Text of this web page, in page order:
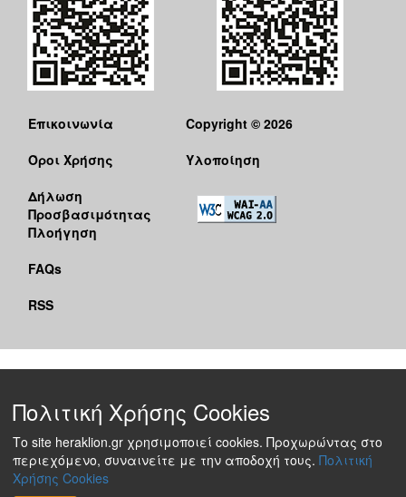
Επικοινωνία
Όροι Χρήσης
Δήλωση
Προσβασιμότητας
Πλοήγηση
FAQs
RSS
Copyright © 2026
Υλοποίηση
Πολιτική Χρήσης Cookies
Το site heraklion.gr χρησιμοποιεί cookies. Προχωρώντας στο
περιεχόμενο, συναινείτε με την αποδοχή τους. Πολιτική
Χρήσης Cookies